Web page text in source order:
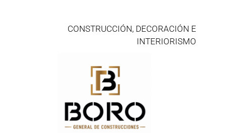
CONSTRUCCIÓN, DECORACIÓN E
INTERIORISMO